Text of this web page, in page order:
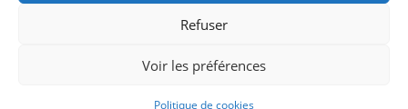
Refuser
Voir les préférences
Politique de cookies
Les amis de Léoncel All Rights Reserved.